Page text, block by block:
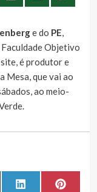
e do PE,
Objetivo
é produtor e
Mesa, que vai ao
ao meio-
Share
LinkedIn Share